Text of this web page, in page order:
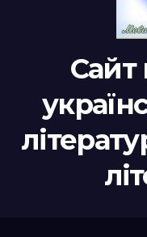
Сайт